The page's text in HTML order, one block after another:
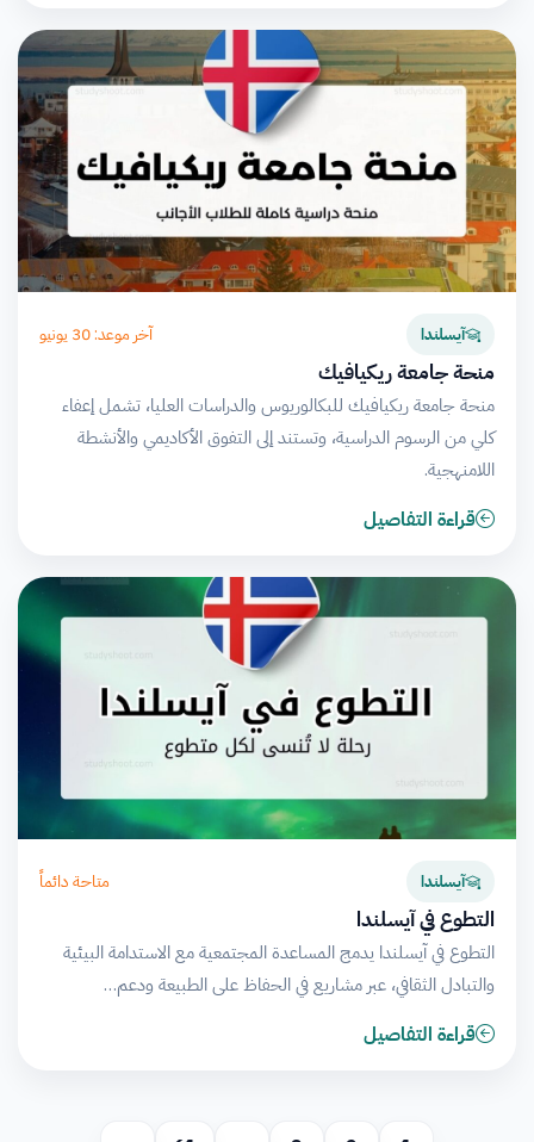
آيسلندا آخر موعد: 30 يونيو
منحة جامعة ريكيافيك
منحة جامعة ريكيافيك للبكالوريوس والدراسات العليا، تشمل إعفاء
كلي من الرسوم الدراسية، وتستند إلى التفوق الأكاديمي والأنشطة
اللامنهجية.
قراءة التفاصيل
آيسلندا متاحة دائماً
التطوع في آيسلندا
التطوع في آيسلندا يدمج المساعدة المجتمعية مع الاستدامة البيئية
والتبادل الثقافي، عبر مشاريع في الحفاظ على الطبيعة ودعم…
قراءة التفاصيل